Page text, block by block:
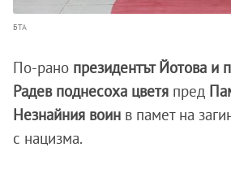
БТА
По-рано президентът Йотова и
Радев поднесоха цветя пред
Незнайния воин в памет на
с нацизма.